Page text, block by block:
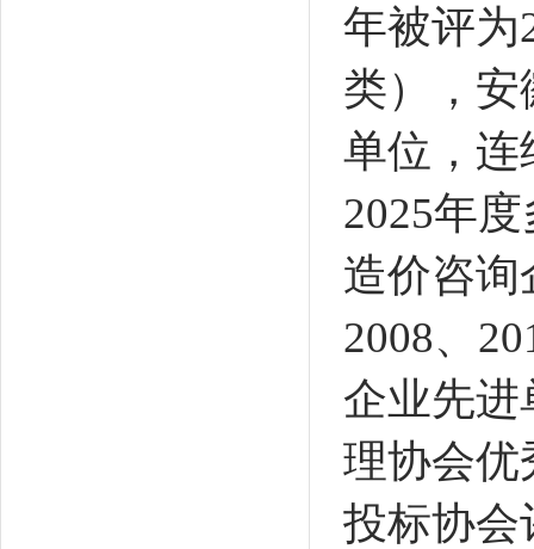
年被评为
类），
单位，连
2025年
造价咨询
2008、
企业先进
理协会优
投标协会